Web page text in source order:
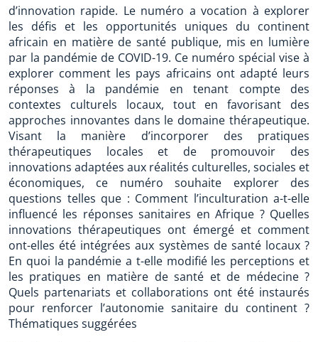
d’innovation rapide. Le numéro a vocation à explorer
les défis et les opportunités uniques du continent
africain en matière de santé publique, mis en lumière
par la pandémie de COVID-19. Ce numéro spécial vise à
explorer comment les pays africains ont adapté leurs
réponses à la pandémie en tenant compte des
contextes culturels locaux, tout en favorisant des
approches innovantes dans le domaine thérapeutique.
Visant la manière d’incorporer des pratiques
thérapeutiques locales et de promouvoir des
innovations adaptées aux réalités culturelles, sociales et
économiques, ce numéro souhaite explorer des
questions telles que : Comment l’inculturation a-t-elle
influencé les réponses sanitaires en Afrique ? Quelles
innovations thérapeutiques ont émergé et comment
ont-elles été intégrées aux systèmes de santé locaux ?
En quoi la pandémie a t-elle modifié les perceptions et
les pratiques en matière de santé et de médecine ?
Quels partenariats et collaborations ont été instaurés
pour renforcer l’autonomie sanitaire du continent ?
Thématiques suggérées